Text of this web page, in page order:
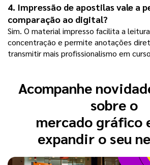
4. Impressão de apostilas vale a
comparação ao digital?
Sim. O material impresso facilita a
concentração e permite anotações
transmitir mais profissionalismo em
Acompanhe
sobre o
mercado gráfico
expandir o seu